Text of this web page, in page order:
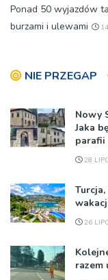
Ponad 50 wyjazdów
burzami i ulewami
NIE PRZEGAP
Nowy
Jaka
parafii
28
26
razem